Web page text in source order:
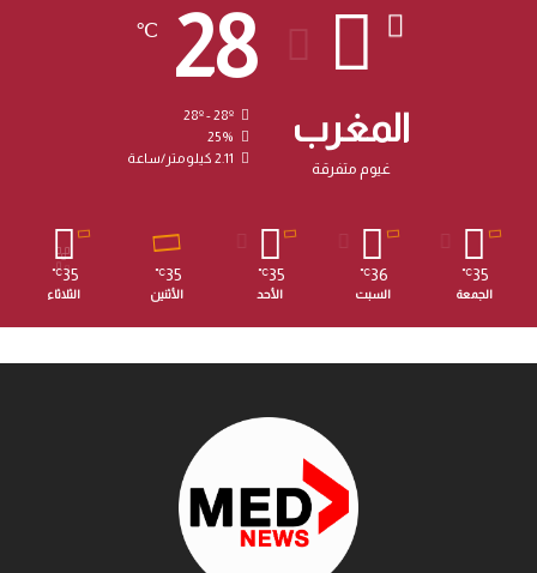
المغرب
غيوم متفرقة
28
℃
25%
2.11 كيلومتر/ساعة
35
℃
الجمعة
36
℃
السبت
35
℃
الأحد
35
℃
الأثنين
35
℃
الثلاثاء